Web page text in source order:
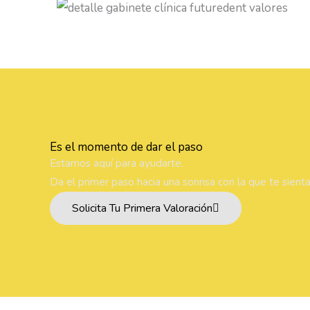
Es el momento de dar el paso
Estamos aquí para ayudarte.
Da el primer paso hacia una sonrisa con la que te
Solicita Tu Primera Valoración